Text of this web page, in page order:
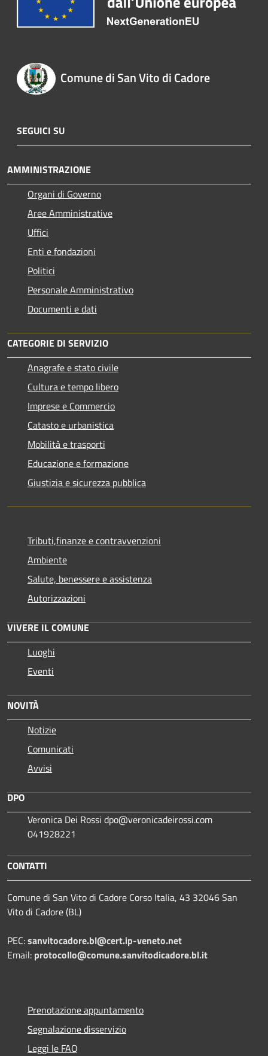
Comune di San Vito di Cadore
SEGUICI SU
AMMINISTRAZIONE
Organi di Governo
Aree Amministrative
Uffici
Enti e fondazioni
Politici
Personale Amministrativo
Documenti e dati
CATEGORIE DI SERVIZIO
Anagrafe e stato civile
Cultura e tempo libero
Imprese e Commercio
Catasto e urbanistica
Mobilità e trasporti
Educazione e formazione
Giustizia e sicurezza pubblica
Tributi,finanze e contravvenzioni
Ambiente
Salute, benessere e assistenza
Autorizzazioni
VIVERE IL COMUNE
Luoghi
Eventi
NOVITÀ
Notizie
Comunicati
Avvisi
DPO
Veronica Dei Rossi dpo@veronicadeirossi.com
041928221
CONTATTI
Comune di San Vito di Cadore Corso Italia, 43 32046 San
Vito di Cadore (BL)
PEC:sanvitocadore.bl@cert.ip-veneto.net
Email: protocollo@comune.sanvitodicadore.bl.it
Prenotazione appuntamento
Segnalazione disservizio
Leggi le FAQ